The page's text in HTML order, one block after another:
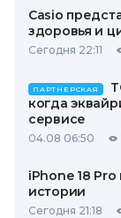
Casio
здоровья и
Сегодня 22:11
ПАРТНЕРСКАЯ
когда
сервисе
04.08 06:50
iPhone 18
истории
Сегодня 21:18